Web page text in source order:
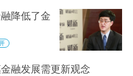
降低了金
金融发展需更新观念